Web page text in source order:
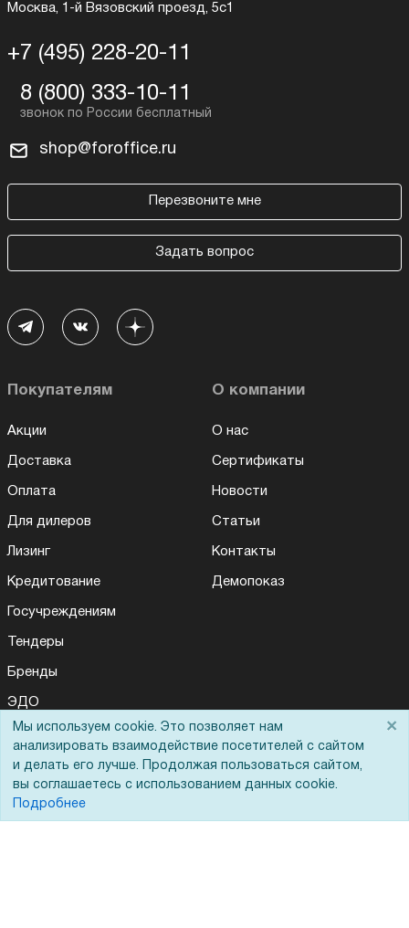
Москва, 1-й Вязовский проезд, 5с1
+7 (495) 228-20-11
8 (800) 333-10-11
shop@foroffice.ru
Перезвоните мне
Задать вопрос
Покупателям
Акции
Доставка
Оплата
Для дилеров
Лизинг
Кредитование
Госучреждениям
Тендеры
Бренды
ЭДО
О компании
О нас
Сертификаты
Новости
Статьи
Контакты
Демопоказ
Помощь
Вопрос-ответ
Мы используем cookie. Это позволяет нам
анализировать взаимодействие посетителей с сайтом
и делать его лучше. Продолжая пользоваться сайтом,
вы соглашаетесь с использованием данных cookie.
Подробнее
×